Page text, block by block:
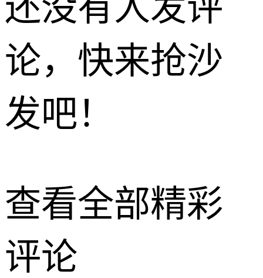
还没有人发评
论，快来抢沙
发吧！
查看全部精彩
评论